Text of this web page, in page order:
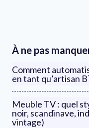
À ne pas
Comment
en tant qu’artisan
Meuble TV : quel
noir, scandinave,
vintage)